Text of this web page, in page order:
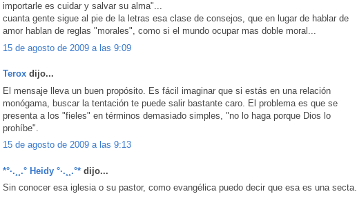
importarle es cuidar y salvar su alma"...
cuanta gente sigue al pie de la letras esa clase de consejos, que en lugar de hablar de
amor hablan de reglas "morales", como si el mundo ocupar mas doble moral...
15 de agosto de 2009 a las 9:09
Terox dijo...
El mensaje lleva un buen propósito. Es fácil imaginar que si estás en una relación
monógama, buscar la tentación te puede salir bastante caro. El problema es que se
presenta a los "fieles" en términos demasiado simples, "no lo haga porque Dios lo
prohíbe".
15 de agosto de 2009 a las 9:13
*°·.¸¸.° Heidy °·.¸¸.°* dijo...
Sin conocer esa iglesia o su pastor, como evangélica puedo decir que esa es una secta.